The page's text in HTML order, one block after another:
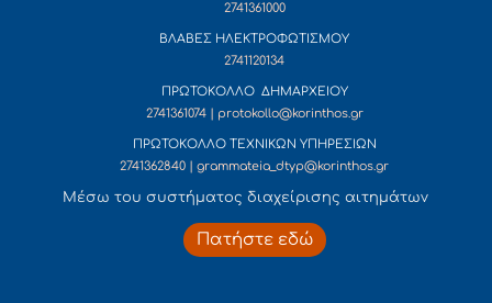
2741361000
ΒΛΑΒΕΣ ΗΛΕΚΤΡΟΦΩΤΙΣΜΟΥ
2741120134
ΠΡΩΤΟΚΟΛΛΟ ΔΗΜΑΡΧΕΙΟΥ
2741361074 | protokollo@korinthos.gr
ΠΡΩΤΟΚΟΛΛΟ ΤΕΧΝΙΚΩΝ ΥΠΗΡΕΣΙΩΝ
2741362840 | grammateia_dtyp@korinthos.gr
Mέσω του συστήματος διαχείρισης αιτημάτων
Πατήστε εδώ